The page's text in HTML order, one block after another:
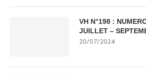
VH N°198 :
JUILLET –
20/07/2024